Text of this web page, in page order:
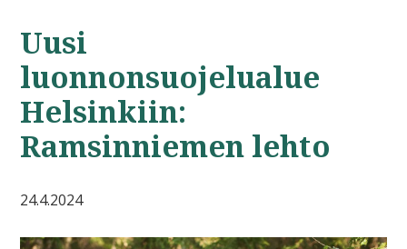
Uusi
luonnonsuojelualue
Helsinkiin:
Ramsinniemen lehto
24.4.2024